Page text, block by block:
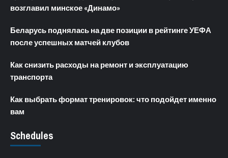
возглавил минское «Динамо»
Беларусь поднялась на две позиции в рейтинге УЕФА
после успешных матчей клубов
Как снизить расходы на ремонт и эксплуатацию
транспорта
Как выбрать формат тренировок: что подойдет именно
вам
Schedules